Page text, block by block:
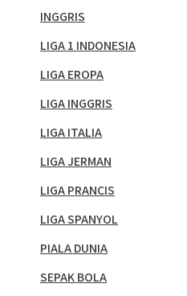
INGGRIS
LIGA 1 INDONESIA
LIGA EROPA
LIGA INGGRIS
LIGA ITALIA
LIGA JERMAN
LIGA PRANCIS
LIGA SPANYOL
PIALA DUNIA
SEPAK BOLA